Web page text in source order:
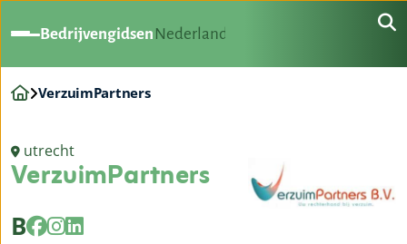
Bedrijvengidsen Nederland
VerzuimPartners
utrecht
VerzuimPartners
B